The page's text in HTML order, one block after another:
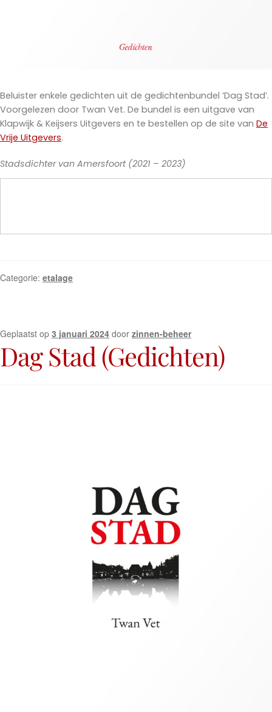
Beluister enkele gedichten uit de gedichtenbundel ‘Dag Stad’.
Voorgelezen door Twan Vet. De bundel is een uitgave van
Klapwijk & Keijsers Uitgevers en te bestellen op de site van De
Vrije Uitgevers.
Stadsdichter van Amersfoort (2021 – 2023)
Categorie: etalage
Geplaatst op 3 januari 2024 door zinnen-beheer
Dag Stad (Gedichten)